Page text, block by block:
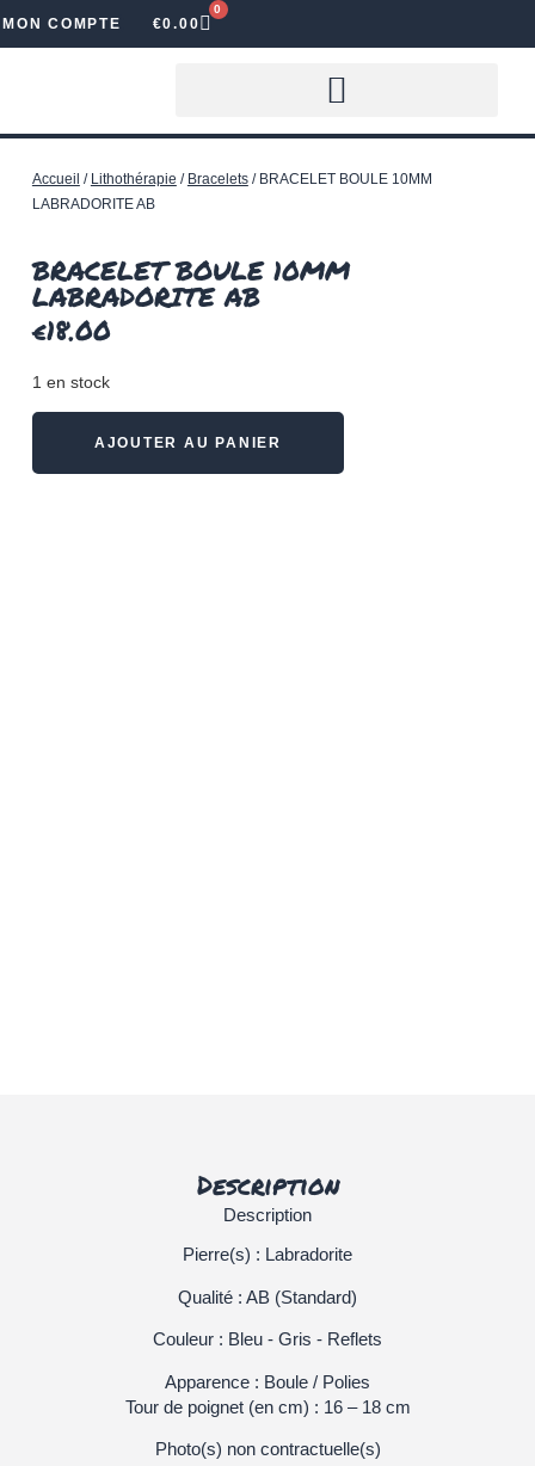
MON COMPTE €0.00
0
Accueil / Lithothérapie / Bracelets/ BRACELET BOULE 10MM
LABRADORITE AB
BRACELET BOULE 10MM
LABRADORITE AB
€18.00
1 en stock
AJOUTER AU PANIER
Description
Description
Pierre(s) : Labradorite
Qualité : AB (Standard)
Couleur : Bleu - Gris - Reflets
Apparence : Boule / Polies
Tour de poignet (en cm) : 16 – 18 cm
Photo(s) non contractuelle(s)